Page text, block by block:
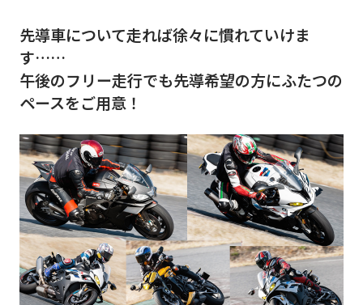
先導車について走れば徐々に慣れていけま
す……
午後のフリー走行でも先導希望の方にふたつの
ペースをご用意！